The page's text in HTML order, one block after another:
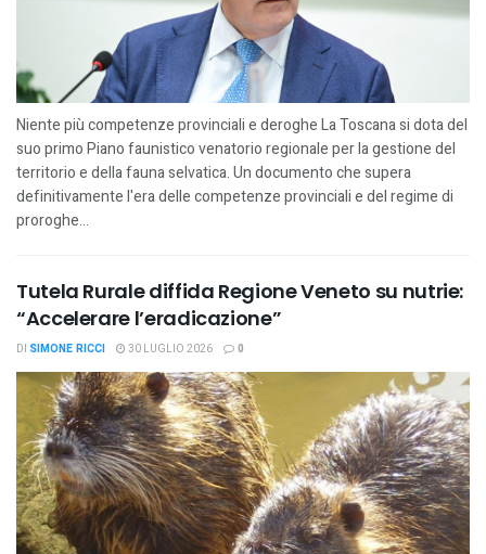
Niente più competenze provinciali e deroghe La Toscana si dota del
suo primo Piano faunistico venatorio regionale per la gestione del
territorio e della fauna selvatica. Un documento che supera
definitivamente l'era delle competenze provinciali e del regime di
proroghe...
Tutela Rurale diffida Regione Veneto su nutrie:
“Accelerare l’eradicazione”
DI SIMONE RICCI 30 LUGLIO 2026 0